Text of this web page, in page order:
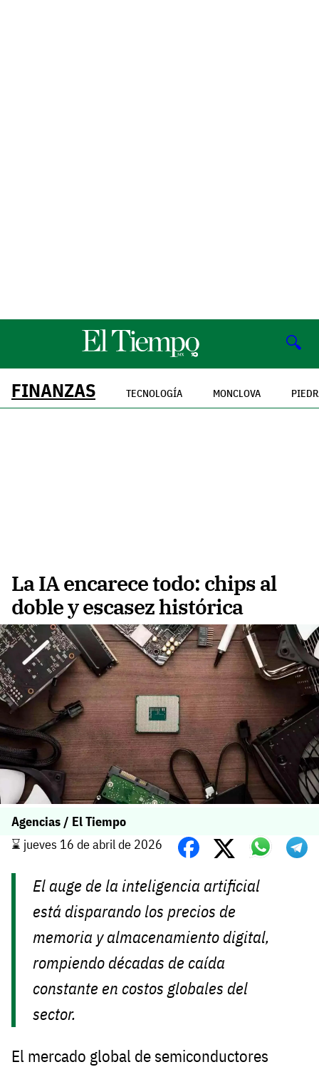
🔍
FINANZAS TECNOLOGÍA MONCLOVA
La IA encarece todo: chips al
doble y escasez histórica
Agencias / El Tiempo
⌛️ jueves 16 de abril de 2026
El auge de la inteligencia artificial
está disparando los precios de
memoria y almacenamiento digital,
rompiendo décadas de caída
constante en costos globales del
sector.
El mercado global de semiconductores